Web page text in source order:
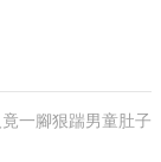
一腳狠踹男童肚子